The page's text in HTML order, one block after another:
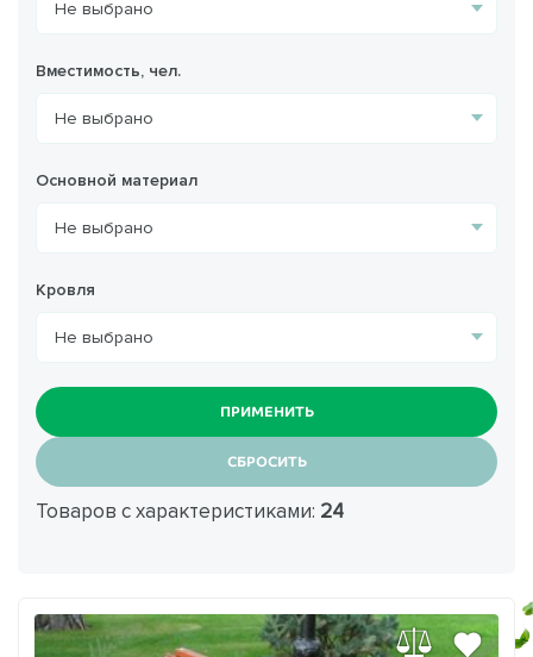
Вместимость, чел.
Основной материал
Кровля
ПРИМЕНИТЬ
СБРОСИТЬ
Товаров с характеристиками: 24